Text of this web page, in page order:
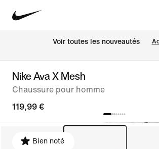
Voir toutes les nouveautés
Nike Ava X Mesh
Chaussure pour homme
119,99 €
Bien noté